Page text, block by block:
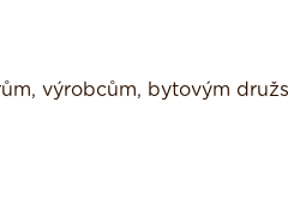
výrobcům, bytovým